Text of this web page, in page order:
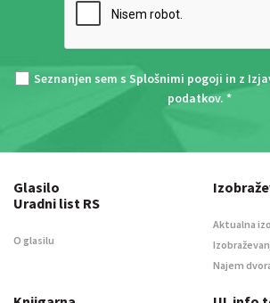
Seznanjen sem s Splošnimi pogoji in z
podatkov. *
Glasilo
Uradni list RS
O glasilu
Aktualna
Najem